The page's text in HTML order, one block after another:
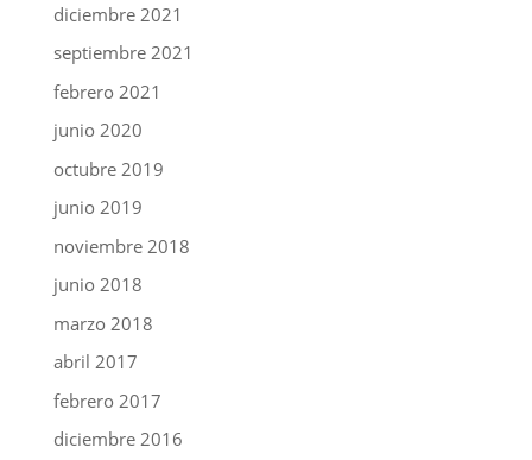
diciembre 2021
septiembre 2021
febrero 2021
junio 2020
octubre 2019
junio 2019
noviembre 2018
junio 2018
marzo 2018
abril 2017
febrero 2017
diciembre 2016